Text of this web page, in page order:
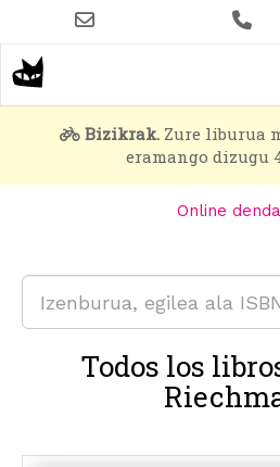
main
content
Bizikrak.Zure liburua
eramango dizugu
Online denda
Todos los